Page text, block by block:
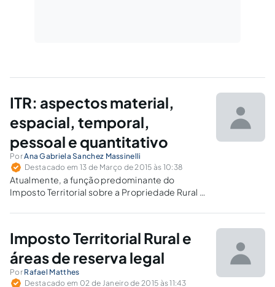
ITR: aspectos material,
espacial, temporal,
pessoal e quantitativo
PorAna Gabriela Sanchez Massinelli
Destacado em 13 de Março de 2015 às 10:38
Atualmente, a função predominante do
Imposto Territorial sobre a Propriedade Rural é
no combate aos latifúndios improdutivos.
Imposto Territorial Rural e
áreas de reserva legal
Por Rafael Matthes
Destacado em 02 de Janeiro de 2015 às 11:43